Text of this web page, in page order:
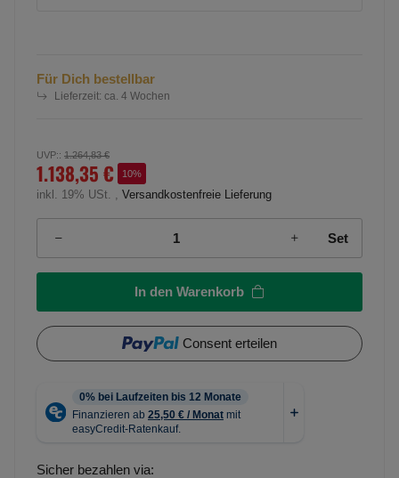
Für Dich bestellbar
Lieferzeit: ca. 4 Wochen
UVP:: 1.264,83 €
1.138,35 € 10%
inkl. 19% USt. , Versandkostenfreie Lieferung
Set
In den Warenkorb
Consent erteilen
Sicher bezahlen via: